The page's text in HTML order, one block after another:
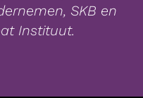
SKB en
Instituut.